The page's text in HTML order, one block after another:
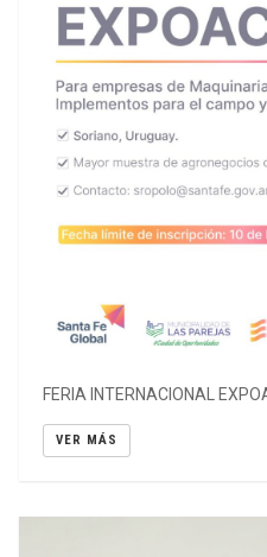
FERIA INTERNACIONAL
VER MÁS